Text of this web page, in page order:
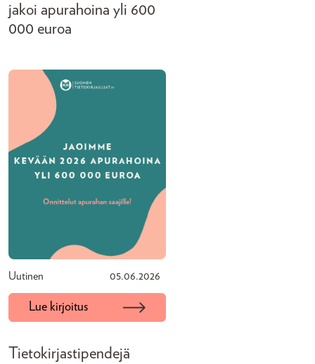
jakoi apurahoina yli 600
000 euroa
Uutinen 05.06.2026
Lue kirjoitus
Tietokirjastipendejä